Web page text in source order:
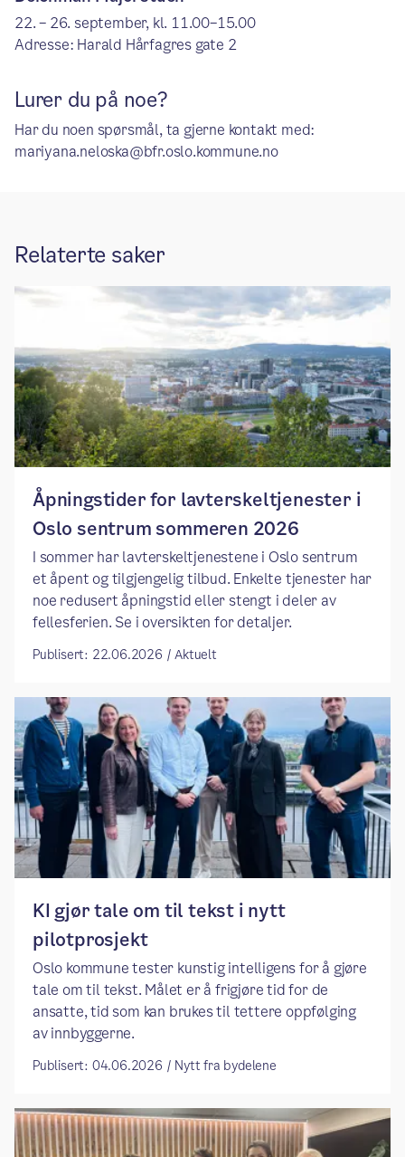
22. – 26. september, kl. 11.00–15.00
Adresse: Harald Hårfagres gate 2
Lurer du på noe?
Har du noen spørsmål, ta gjerne kontakt med:
mariyana.neloska@bfr.oslo.kommune.no
Relaterte saker
Åpningstider for lavterskeltjenester i
Oslo sentrum sommeren 2026
I sommer har lavterskeltjenestene i Oslo sentrum
et åpent og tilgjengelig tilbud. Enkelte tjenester har
noe redusert åpningstid eller stengt i deler av
fellesferien. Se i oversikten for detaljer.
Publisert: 22.06.2026 / Aktuelt
KI gjør tale om til tekst i nytt
pilotprosjekt
Oslo kommune tester kunstig intelligens for å gjøre
tale om til tekst. Målet er å frigjøre tid for de
ansatte, tid som kan brukes til tettere oppfølging
av innbyggerne.
Publisert: 04.06.2026 / Nytt fra bydelene